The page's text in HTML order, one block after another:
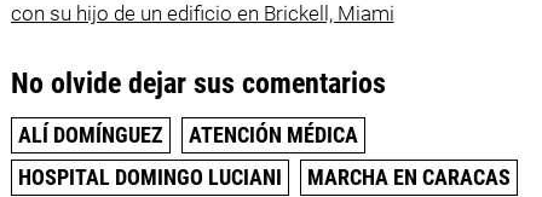
con su hijo de un edificio en Brickell, Miami
No olvide dejar sus comentarios
ALÍ DOMÍNGUEZ
ATENCIÓN MÉDICA
HOSPITAL DOMINGO LUCIANI
MARCHA EN CARACAS